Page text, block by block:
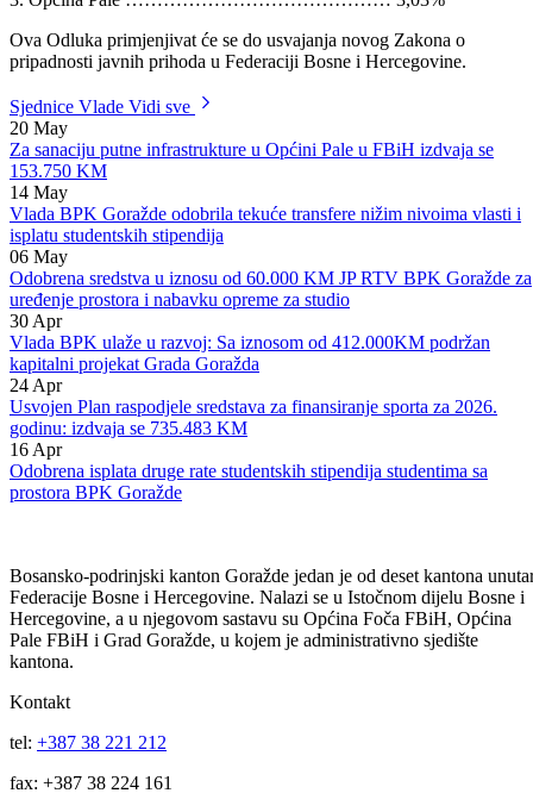
2. Općina Foča …………………………………. 3,28%
3. Općina Pale …………………………………… 3,03%
Ova Odluka primjenjivat će se do usvajanja novog Zakona o
pripadnosti javnih prihoda u Federaciji Bosne i Hercegovine.
Sjednice Vlade
20 May
Za sanaciju putne infrastrukture u Općini Pale u FBiH izdvaja se
153.750 KM
14 May
Vlada BPK Goražde odobrila tekuće transfere nižim nivoima vlasti i
isplatu studentskih stipendija
06 May
Odobrena sredstva u iznosu od 60.000 KM JP RTV BPK Goražde za
uređenje prostora i nabavku opreme za studio
30 Apr
Vlada BPK ulaže u razvoj: Sa iznosom od 412.000KM podržan
kapitalni projekat Grada Goražda
24 Apr
Usvojen Plan raspodjele sredstava za finansiranje sporta za 2026.
godinu: izdvaja se 735.483 KM